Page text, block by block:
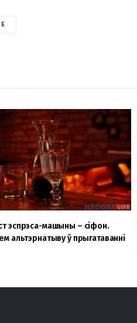
эспрэса-машыны – сіфон.
альтэрнатыву ў прыгатаванні